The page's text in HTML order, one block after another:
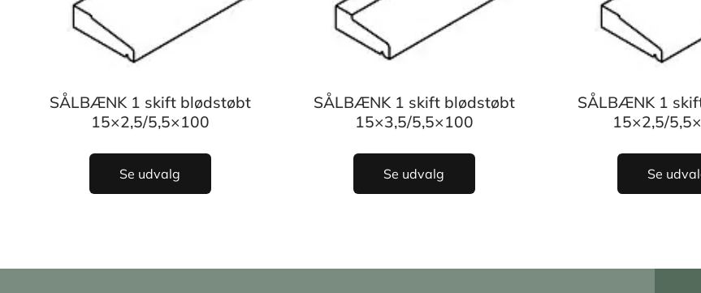
SÅLBÆNK 1 skift blødstøbt
15×2,5/5,5×100
Se udvalg
SÅLBÆNK 1 skift blødstøbt
15×3,5/5,5×100
Se udvalg
SÅLBÆNK 1
15×2,5/
Se